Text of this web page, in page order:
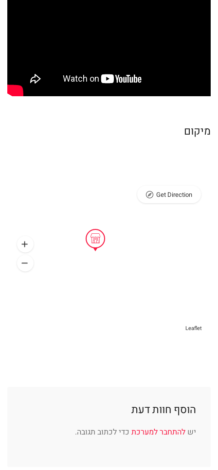
מיקום
Leaflet
Get Direction
הוסף חוות דעת
יש להתחבר למערכת כדי לכתוב תגובה.